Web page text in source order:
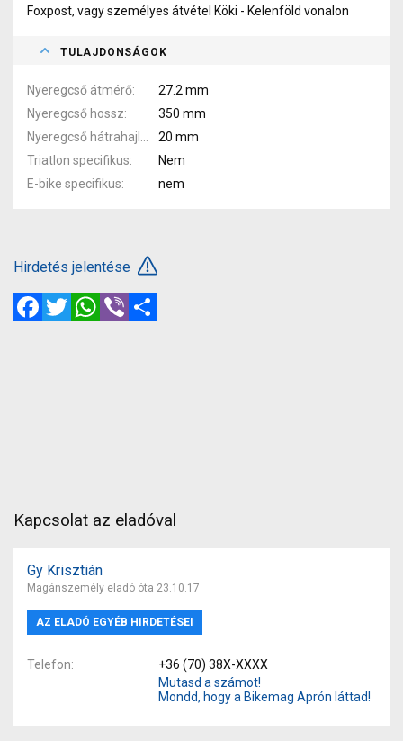
Foxpost, vagy személyes átvétel Köki - Kelenföld vonalon
TULAJDONSÁGOK
Nyeregcső átmérő
27.2 mm
Nyeregcső hossz
350 mm
20 mm
Triatlon specifikus
Nem
E-bike specifikus
nem
Hirdetés jelentése
FacebookTwitterWhatsApp
Viber
Kapcsolat az eladóval
Gy Krisztián
Magánszemély eladó óta 23.10.17
AZ ELADÓ EGYÉB HIRDETÉSEI
Telefon
+36 (70) 38X-XXXX
Mutasd a számot!
Mondd, hogy a Bikemag Aprón láttad!